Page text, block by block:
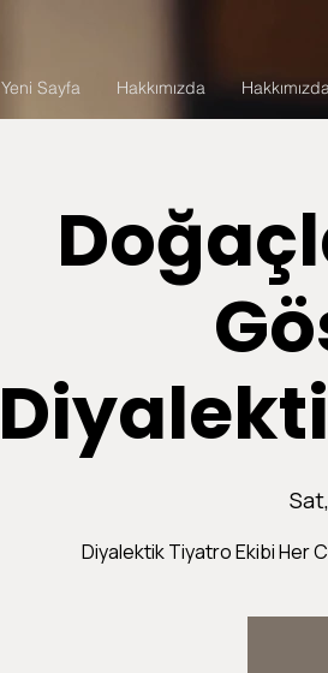
Yeni Sayfa Hakkımızda
Diyalektik Tiyatro Ekibi Her